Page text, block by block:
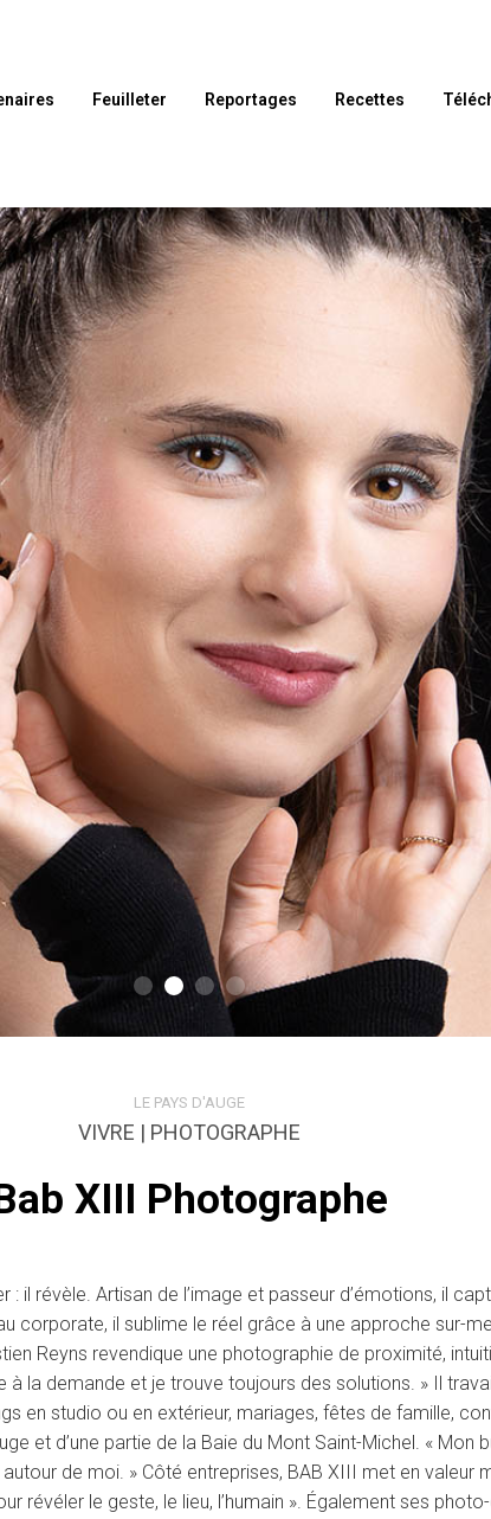
Feuilleter Reportages Recettes
LE PAYS D'AUGE
VIVRE | PHOTOGRAPHE
XIII Photographe
il révèle. Artisan de l’image et passeur d’émotions, il
corporate, il sublime le réel grâce à une approche sur-
Reyns revendique une photographie de proximité,
à la demande et je trouve toujours des solutions. » Il
en studio ou en extérieur, mariages, fêtes de famille,
et d’une partie de la Baie du Mont Saint-Michel. « Mon
de moi. » Côté entreprises, BAB XIII met en valeur
révéler le geste, le lieu, l’humain ». Également ses